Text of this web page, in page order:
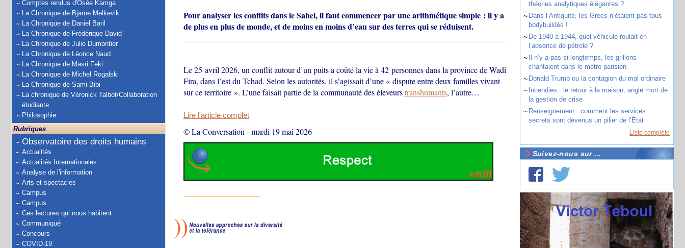
Comptes rendus d'Osée Kamga
La Chronique de Bjarne Melkevik
La Chronique de Daniel Baril
La Chronique de Frédérique David
La Chronique de Julie Dumontier
La Chronique de Léonce Naud
La Chronique de Masri Feki
La Chronique de Michel Rogalski
La Chronique de Sami Bibi
La chronique de Véronick Talbot/Collaboration
étudiante
Philosophie
Rubriques
Observatoire des droits humains
Actualités
Actualités Internationales
Analyse de l'information
Arts et spectacles
Campus
Campus
Ces lectures qui nous habitent
Communiqué
Concours
COVID-19
Pour analyser les conflits dans le Sahel, il faut commencer par une arithmétique simple : il y a
de plus en plus de monde, et de moins en moins d’eau sur des terres qui se réduisent.
Le 25 avril 2026, un conflit autour d’un puits a coûté la vie à 42 personnes dans la province de Wadi
Fira, dans l’est du Tchad. Selon les autorités, il s’agissait d’une « dispute entre deux familles vivant
sur ce territoire ». L’une faisait partie de la communauté des éleveurstranshumants, l’autre…
Lire l'article complet
© La Conversation -mardi 19 mai 2026
théories analytiques élégantes ?
~ Dans l’Antiquité, les Grecs n’étaient pas tous
bodybuildés !
~ De 1940 à 1944, quel véhicule roulait en
l’absence de pétrole ?
~
Il n’y a pas si longtemps, les grillons
chantaient dans le métro parisien
~ Donald Trump ou la contagion du mal ordinaire
~ Incendies : le retour à la maison, angle mort de
la gestion de crise
~ Renseignement : comment les services
secrets sont devenus un pilier de l’État
Liste complète
Suivez-nous sur ...